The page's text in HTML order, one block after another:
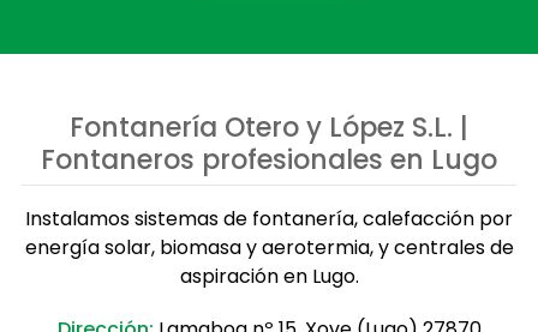
Fontanería Otero y López S.L. |
Fontaneros profesionales en Lugo
Instalamos sistemas de fontanería, calefacción por
energía solar, biomasa y aerotermia, y centrales de
aspiración en Lugo.